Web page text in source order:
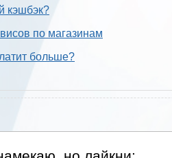
кэшбэк?
по магазинам
больше?